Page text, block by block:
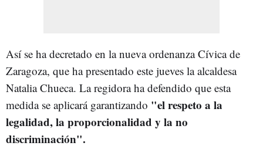
Así se ha decretado en la nueva ordenanza Cívica de
Zaragoza, que ha presentado este jueves la alcaldesa
Natalia Chueca. La regidora ha defendido que esta
medida se aplicará garantizando "el respeto a la
legalidad, la proporcionalidad y la no
discriminación".